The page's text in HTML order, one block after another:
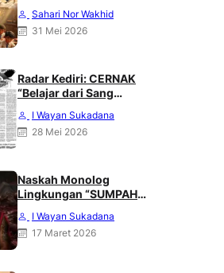
Sahari Nor Wakhid
31 Mei 2026
Radar Kediri: CERNAK
“Belajar dari Sang
Haliling
I Wayan Sukadana
28 Mei 2026
Naskah Monolog
Lingkungan “SUMPAH
Karya Heri Haliling
I Wayan Sukadana
17 Maret 2026